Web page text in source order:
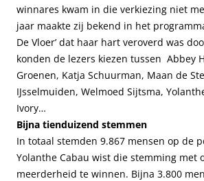
winnares kwam in die verkiezing niet
jaar maakte zij bekend in het
De Vloer’ dat haar hart veroverd was
konden de lezers kiezen tussen Abbey
Groenen, Katja Schuurman, Maan de
IJsselmuiden, Welmoed Sijtsma,
Ivory…
Bijna tienduizend stemmen
In totaal stemden 9.867 mensen op de
Yolanthe Cabau wist die stemming met
meerderheid te winnen. Bijna 3.800